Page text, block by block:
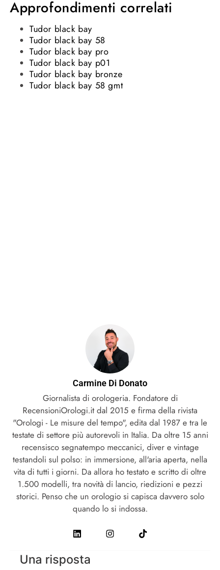
Approfondimenti correlati
Tudor black bay
Tudor black bay 58
Tudor black bay pro
Tudor black bay p01
Tudor black bay bronze
Tudor black bay 58 gmt
Carmine Di Donato
Giornalista di orologeria. Fondatore di
RecensioniOrologi.it dal 2015 e firma della rivista
"Orologi - Le misure del tempo", edita dal 1987 e tra le
testate di settore più autorevoli in Italia. Da oltre 15 anni
recensisco segnatempo meccanici, diver e vintage
testandoli sul polso: in immersione, all'aria aperta, nella
vita di tutti i giorni. Da allora ho testato e scritto di oltre
1.500 modelli, tra novità di lancio, riedizioni e pezzi
storici. Penso che un orologio si capisca davvero solo
quando lo si indossa.
Una risposta